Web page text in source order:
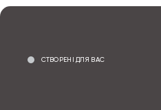
СТВОРЕНІ ДЛЯ ВАС